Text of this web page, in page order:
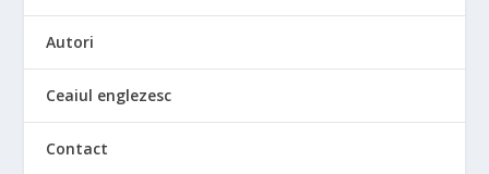
Autori
Ceaiul englezesc
Contact